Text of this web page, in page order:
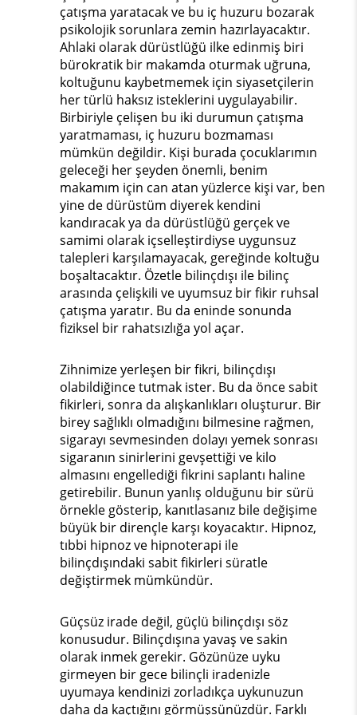
çatışma yaratacak ve bu iç huzuru bozarak
psikolojik sorunlara zemin hazırlayacaktır.
Ahlaki olarak dürüstlüğü ilke edinmiş biri
bürokratik bir makamda oturmak uğruna,
koltuğunu kaybetmemek için siyasetçilerin
her türlü haksız isteklerini uygulayabilir.
Birbiriyle çelişen bu iki durumun çatışma
yaratmaması, iç huzuru bozmaması
mümkün değildir. Kişi burada çocuklarımın
geleceği her şeyden önemli, benim
makamım için can atan yüzlerce kişi var, ben
yine de dürüstüm diyerek kendini
kandıracak ya da dürüstlüğü gerçek ve
samimi olarak içselleştirdiyse uygunsuz
talepleri karşılamayacak, gereğinde koltuğu
boşaltacaktır. Özetle bilinçdışı ile bilinç
arasında çelişkili ve uyumsuz bir fikir ruhsal
çatışma yaratır. Bu da eninde sonunda
fiziksel bir rahatsızlığa yol açar.
Zihnimize yerleşen bir fikri, bilinçdışı
olabildiğince tutmak ister. Bu da önce sabit
fikirleri, sonra da alışkanlıkları oluşturur. Bir
birey sağlıklı olmadığını bilmesine rağmen,
sigarayı sevmesinden dolayı yemek sonrası
sigaranın sinirlerini gevşettiği ve kilo
almasını engellediği fikrini saplantı haline
getirebilir. Bunun yanlış olduğunu bir sürü
örnekle gösterip, kanıtlasanız bile değişime
büyük bir dirençle karşı koyacaktır. Hipnoz,
tıbbi hipnoz ve hipnoterapi ile
bilinçdışındaki sabit fikirleri süratle
değiştirmek mümkündür.
Güçsüz irade değil, güçlü bilinçdışı söz
konusudur. Bilinçdışına yavaş ve sakin
olarak inmek gerekir. Gözünüze uyku
girmeyen bir gece bilinçli iradenizle
uyumaya kendinizi zorladıkça uykunuzun
daha da kaçtığını görmüşsünüzdür. Farklı